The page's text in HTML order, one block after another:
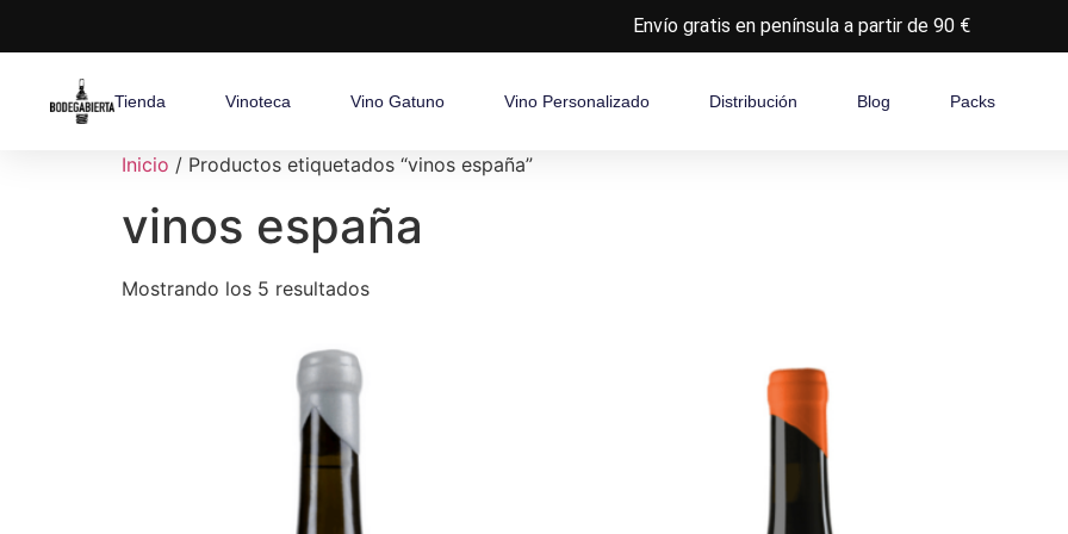
Envío gratis en península a partir de 90 €
Tienda Vinoteca Vino Gatuno Vino Personalizado Distribución Blog Packs
Inicio / Productos etiquetados “vinos españa”
vinos españa
Mostrando los 5 resultados